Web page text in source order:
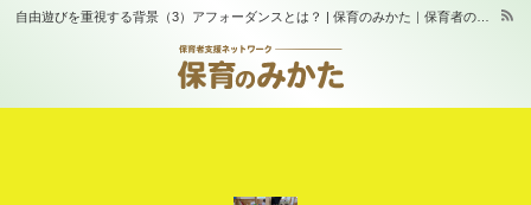
自由遊びを重視する背景（3）アフォーダンスとは？ | 保育のみかた｜保育者の「相互支援」と「学び合い」の場｜スタジオふらっぷ